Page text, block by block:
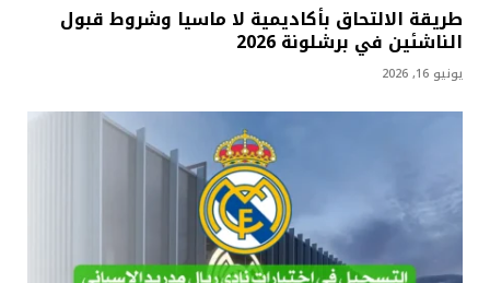
طريقة الالتحاق بأكاديمية لا ماسيا وشروط قبول
الناشئين في برشلونة 2026
يونيو 16, 2026